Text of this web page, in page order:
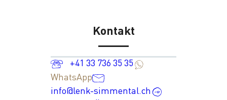
Kontakt
+41 33 736 35 35
WhatsApp
info@lenk-simmental.ch